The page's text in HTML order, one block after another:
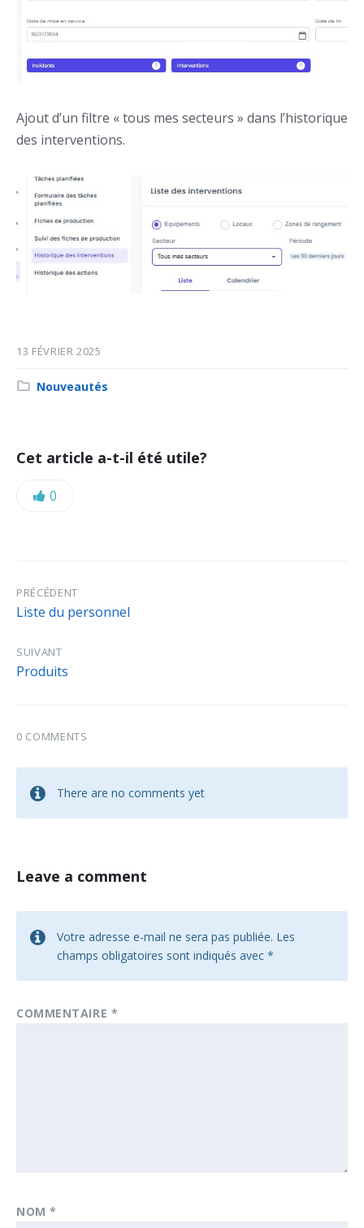
Ajout d’un filtre « tous mes secteurs » dans l’historique
des interventions.
13 FÉVRIER 2025
Category:
Nouveautés
Cet article a-t-il été utile?
Likes:
0
PRÉCÉDENT
Liste du personnel
SUIVANT
Produits
0 COMMENTS
There are no comments yet
Leave a comment
Votre adresse e-mail ne sera pas publiée. Les
champs obligatoires sont indiqués avec *
COMMENTAIRE *
NOM*